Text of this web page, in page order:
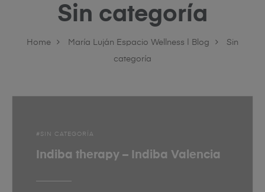
Home María Luján Espacio Wellness | Blog
Sin
categoría
Sin categoría
SIN CATEGORÍA
Indiba therapy – Indiba Valencia